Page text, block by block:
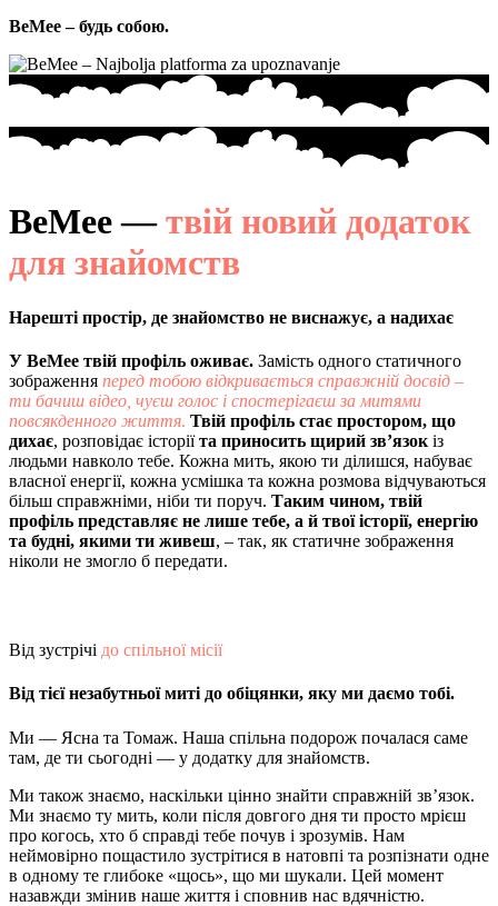
BeMee – будь собою.
BeMee —твій новий додаток
для знайомств
Нарешті простір, де знайомство не виснажує, а надихає
У BeMee твій профіль оживає. Замість одного статичного
зображення перед тобою відкривається справжній досвід –
ти бачиш відео, чуєш голос і спостерігаєш за митями
повсякденного життя. Твій профіль стає простором, що
дихає, розповідає історіїта приносить щирий зв’язок із
людьми навколо тебе. Кожна мить, якою ти ділишся, набуває
власної енергії, кожна усмішка та кожна розмова відчуваються
більш справжніми, ніби ти поруч. Таким чином, твій
профіль представляє не лише тебе, а й твої історії, енергію
та будні, якими ти живеш, – так, як статичне зображення
ніколи не змогло б передати.
Від зустрічі до спільної місії
Від тієї незабутньої миті до обіцянки, яку ми даємо тобі.
Ми — Ясна та Томаж. Наша спільна подорож почалася саме
там, де ти сьогодні — у додатку для знайомств.
Ми також знаємо, наскільки цінно знайти справжній зв’язок.
Ми знаємо ту мить, коли після довгого дня ти просто мрієш
про когось, хто б справді тебе почув і зрозумів. Нам
неймовірно пощастило зустрітися в натовпі та розпізнати одне
в одному те глибоке «щось», що ми шукали. Цей момент
назавжди змінив наше життя і сповнив нас вдячністю.